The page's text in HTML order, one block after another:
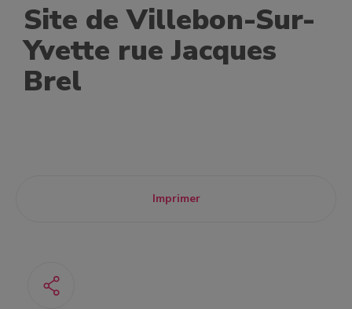
Site de Villebon-Sur-
Yvette rue Jacques
Brel
Imprimer